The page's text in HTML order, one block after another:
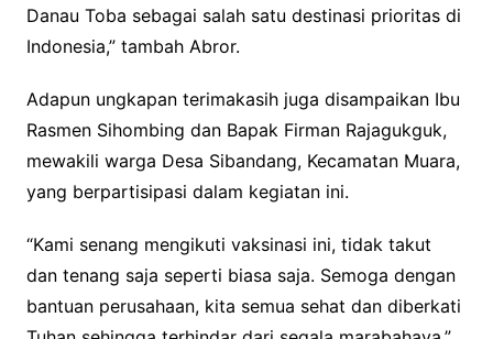
Danau Toba sebagai salah satu destinasi prioritas di
Indonesia,” tambah Abror.
Adapun ungkapan terimakasih juga disampaikan Ibu
Rasmen Sihombing dan Bapak Firman Rajagukguk,
mewakili warga Desa Sibandang, Kecamatan Muara,
yang berpartisipasi dalam kegiatan ini.
“Kami senang mengikuti vaksinasi ini, tidak takut
dan tenang saja seperti biasa saja. Semoga dengan
bantuan perusahaan, kita semua sehat dan diberkati